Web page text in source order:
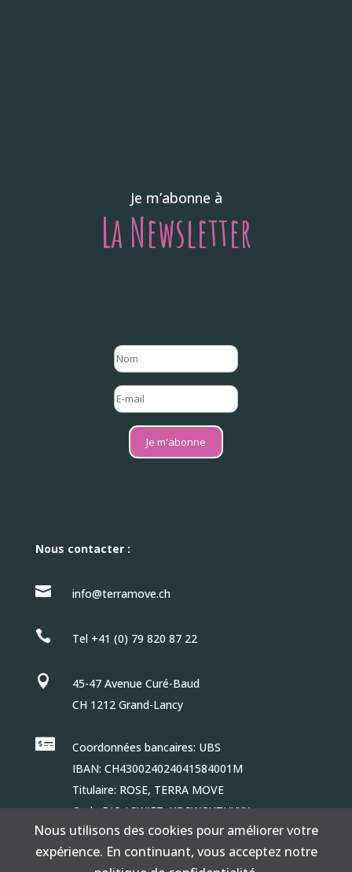
Je m’abonne à
La Newsletter
Je m'abonne
Nous contacter :
 info@terramove.ch
 Tel +41 (0) 79 820 87 22

45-47 Avenue Curé-Baud
CH 1212 Grand-Lancy

Coordonnées bancaires: UBS
IBAN: CH430024024041584001M
Titulaire: ROSE, TERRA MOVE
Code BIC / SWIFT: UBSWCHZHXXX
© Terramove 2021 créé et géré parCréalibre|Politique
Nous utilisons des cookies pour améliorer votre
expérience. En continuant, vous acceptez notre